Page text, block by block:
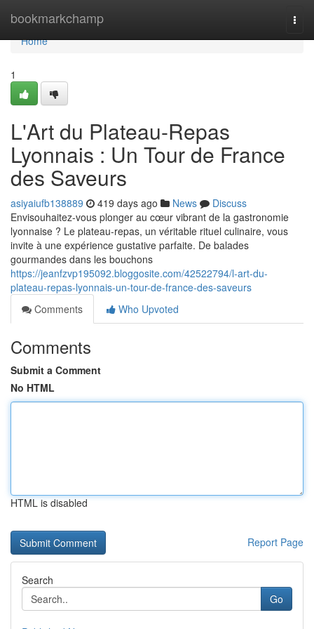
bookmarkchamp
Home
Home
1
L'Art du Plateau-Repas
Lyonnais : Un Tour de France
des Saveurs
asiyaiufb138889 419 days ago News
Discuss
Envisouhaitez-vous plonger au cœur vibrant de la gastronomie
lyonnaise ? Le plateau-repas, un véritable rituel culinaire, vous
invite à une expérience gustative parfaite. De balades
gourmandes dans les bouchons
https://jeanfzvp195092.bloggosite.com/42522794/l-art-du-
plateau-repas-lyonnais-un-tour-de-france-des-saveurs
Comments
Who Upvoted
Comments
Submit a Comment
No HTML
HTML is disabled
Report Page
Search
Go